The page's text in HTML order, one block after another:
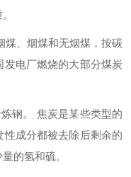
煤、烟煤和无烟煤，按碳
电厂燃烧的大部分煤炭
钢。
焦炭是某些类型的
成分都被去除后剩余的
的氢和硫。